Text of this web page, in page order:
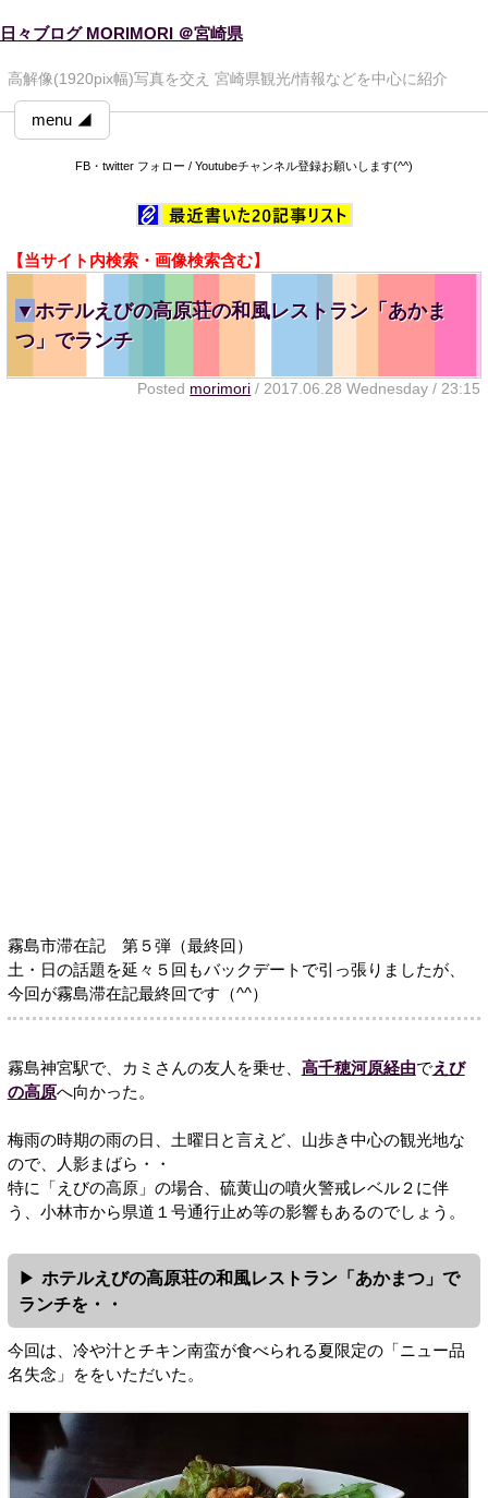
日々ブログ MORIMORI ＠宮崎県
高解像(1920pix幅)写真を交え 宮崎県観光/情報などを中心に紹介
menu ◢
FB・twitter フォロー / Youtubeチャンネル登録お願いします(^^)
【当サイト内検索・画像検索含む】
▼ホテルえびの高原荘の和風レストラン「あかま
つ」でランチ
Posted morimori / 2017.06.28 Wednesday / 23:15
霧島市滞在記 第５弾（最終回）
土・日の話題を延々５回もバックデートで引っ張りましたが、
今回が霧島滞在記最終回です（^^）
霧島神宮駅で、カミさんの友人を乗せ、 高千穂河原経由でえび
の高原へ向かった。
梅雨の時期の雨の日、土曜日と言えど、山歩き中心の観光地な
ので、人影まばら・・
特に「えびの高原」の場合、硫黄山の噴火警戒レベル２に伴
う、小林市から県道１号通行止め等の影響もあるのでしょう。
ホテルえびの高原荘の和風レストラン「あかまつ」で
ランチを・・
今回は、冷や汁とチキン南蛮が食べられる夏限定の「ニュー品
名失念」ををいただいた。